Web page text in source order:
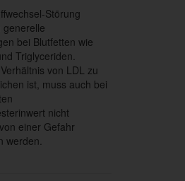
Störung
bei Blutfetten wie
Triglyceriden.
von LDL zu
ist, muss auch bei
nicht
einer Gefahr
werden.